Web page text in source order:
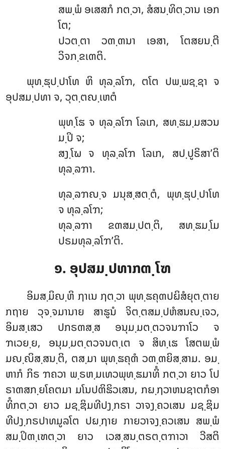
ສພ຺ພໍ ອເສສກໍ ກຕ຺ວາ, ສໍສນ຺ທິຕ຺ວານ ເອກ
ໂຕ;
ປວຕ຺ຕາ ວຓ຺ຓນາ ເອສາ, ໂຕສຍນ຺ຕີ
ວິຈກ຺ຂເຓຕິ.
ພຸທ຺ຘຸປ຺ປາໂທ ຫິ ທຸລ຺ລໂຠ, ຕໂຕ ປພ຺ພຊ຺ຊາ ຈ
ອຸປສມ຺ປທາ ຈ, ວຸຕ຺ຕຎ຺ເຫຕໍ
ພຸທ຺ໂຘ ຈ ທຸລ຺ລໂຠ ໂລເກ, ສທ຺ຘມ຺ມສວນ
ມ຺ປິ ຈ;
ສງ຺ໂຆ ຈ ທຸລ຺ລໂຠ ໂລເກ, ສປ຺ປູຣິສາ’ຕິ
ທຸລ຺ລຠາ.
ທຸລ຺ລຠຎ຺ຈ ມນຸສ຺ສຕ຺ຕໍ, ພຸທ຺ຘຸປ຺ປາໂທ
ຈ ທຸລ຺ລໂຠ;
ທຸລ຺ລຠາ ຂຓສມ຺ປຕ຺ຕິ, ສທ຺ຘມ຺ໂມ
ປຣມທຸລ຺ລໂຠ’ຕິ.
໑. ອຸປສມ຺ປທາກຓ຺ໂຑ
ອິມສ຺ມິຎ຺ຫິ ຐາເນ ຐຕ຺ວາ ພຸທ຺ຘຄຸຓປຏິສໍຍຸຕ຺ຕາຍ
ກຖາຍ ວຸຈ຺ຈມານາຍ ສາຘູນໍ ຈິຕ຺ຕສມ຺ປຫໍສນຎ຺ເຈວ,
ອິມສ຺ເສວ ປກຣຓສ຺ສ ອນຸມ຺ມຕ຺ຕວຈນຠາໂວ ຈ
ຠເວຍ຺ຍ, ອນຸມ຺ມຕ຺ຕວຈນຕ຺ເຕ ຈ ສິທ຺ເຘ ໂສຕພ຺ພໍ
ມຎ຺ຎິສ຺ສນ຺ຕິ, ຕສ຺ມາ ພຸທ຺ຘຄຸຓໍ ວຓ຺ຓຍິສ຺ສາມ. ອມ຺
ຫາກໍ ກິຣ ຠຄວາ ພ຺ຣຫ຺ມເທວພຸທ຺ຘມາທິໍ ກຕ຺ວາ ຍາວ ໂປ
ຣາຓສກ຺ຍໂຄຕມາ ມໂນປຓິຘິວເສນ, ກຏ຺ຐວາຫນຊາຕກໍອາ
ທິໍກຕ຺ວາ ຍາວ ມຊ຺ຌິມທີປງ຺ກຣາ ວາຈງ຺ຄວເສນ ມຊ຺ຌິມ
ທີປງ຺ກຣປາທມູລໂຕ ປຏ຺ຐາຍ ກາຍວາຈງ຺ຄວເສນ ສພ຺ພໍ
ສມ຺ປິຓ຺ເຑຕ຺ວາ ຍາວ ເວສ຺ສນ຺ຕຣຕ຺ຕຠາວາ ວີສຕິ